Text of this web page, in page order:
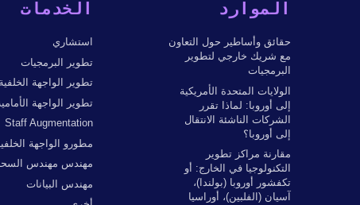
الخدمات
استشاري
تطوير البرمجيات
تطوير الواجهة الخلفية
تطوير الواجهة
Staff Augmentation
مطورو الواجهة
مهندس مهندس
مهندس البيانات
الموارد
حقائق وأساطير حول التعاون
مع شريك خارجي لتطوير
البرمجيات
الولايات المتحدة الأمريكية
إلى أوروبا: لماذا تقرر
الشركات الناشئة الانتقال
إلى أوروبا؟
مقارنة مراكز تطوير
التكنولوجيا في الخارج: أو
تكفشور أوروبا (بولندا)،
آسيان (الفلبين)، أوراسيا